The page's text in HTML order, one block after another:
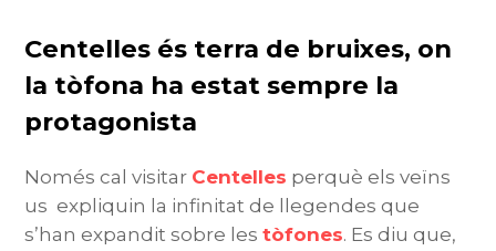
Centelles és terra de bruixes, on
la tòfona ha estat sempre la
protagonista
Només cal visitar Centelles perquè els veïns
us expliquin la infinitat de llegendes que
s’han expandit sobre lestòfones. Es diu que,